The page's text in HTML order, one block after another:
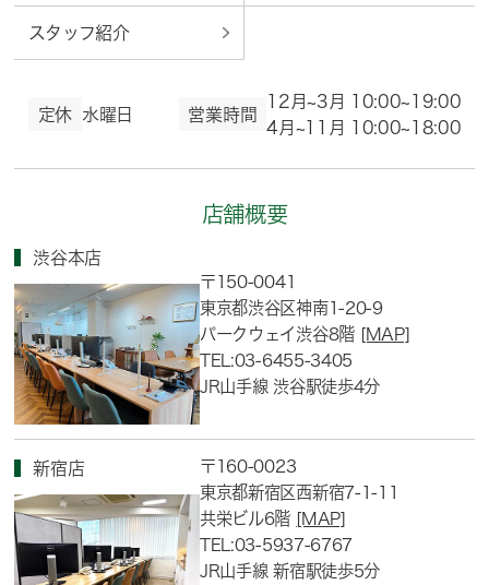
スタッフ紹介
定休 水曜日 営業時間
12月~3月 10:00~19:00
4月~11月 10:00~18:00
店舗概要
渋谷本店
〒150-0041
東京都渋谷区神南1-20-9
パークウェイ渋谷8階 [MAP]
TEL:03-6455-3405
JR山手線 渋谷駅徒歩4分
新宿店
〒160-0023
東京都新宿区西新宿7-1-11
共栄ビル6階 [MAP]
TEL:03-5937-6767
JR山手線 新宿駅徒歩5分